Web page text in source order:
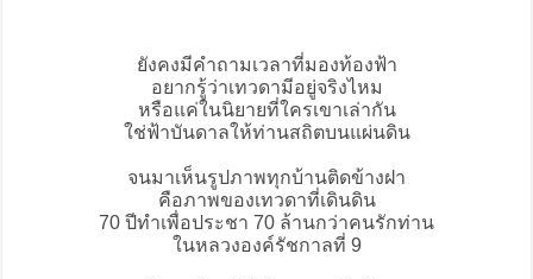
ยังคงมีคำถามเวลาที่มองท้องฟ้า
อยากรู้ว่าเทวดามีอยู่จริงไหม
หรือแค่ในนิยายที่ใครเขาเล่ากัน
ใช่ฟ้าบันดาลให้ท่านสถิตบนแผ่นดิน
จนมาเห็นรูปภาพทุกบ้านติดข้างฝา
คือภาพของเทวดาที่เดินดิน
70 ปีทำเพื่อประชา 70 ล้านกว่าคนรักท่าน
ในหลวงองค์รัชกาลที่ 9